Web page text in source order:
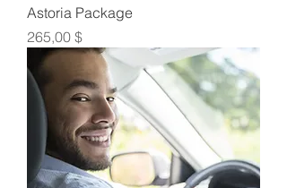
Astoria Package
Τιμή
265,00 $